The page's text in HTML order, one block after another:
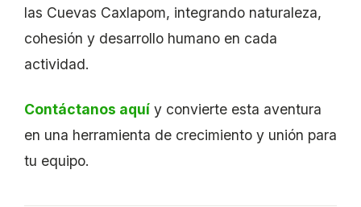
las Cuevas Caxlapom, integrando naturaleza,
cohesión y desarrollo humano en cada
actividad.
Contáctanos aquí y convierte esta aventura
en una herramienta de crecimiento y unión para
tu equipo.